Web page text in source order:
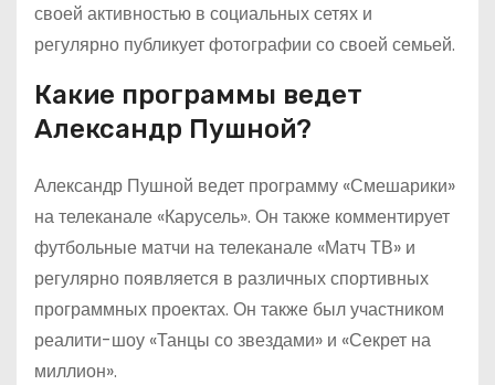
своей активностью в социальных сетях и
регулярно публикует фотографии со своей семьей.
Какие программы ведет
Александр Пушной?
Александр Пушной ведет программу «Смешарики»
на телеканале «Карусель». Он также комментирует
футбольные матчи на телеканале «Матч ТВ» и
регулярно появляется в различных спортивных
программных проектах. Он также был участником
реалити-шоу «Танцы со звездами» и «Секрет на
миллион».